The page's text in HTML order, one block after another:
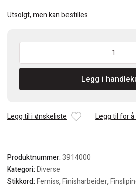
Utsolgt, men kan bestilles
oval
antall
Legg i
Legg til i ønskeliste Legg til for
Produktnummer:3914000
Kategori:Diverse
Stikkord:Ferniss,Finisharbeider,